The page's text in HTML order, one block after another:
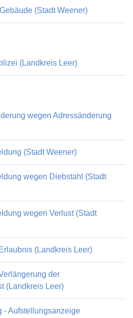
(Stadt Weener)
(Landkreis Leer)
wegen Adressänderung
(Stadt Weener)
wegen Diebstahl (Stadt
wegen Verlust (Stadt
(Landkreis Leer)
der
(Landkreis Leer)
- Aufstellungsanzeige